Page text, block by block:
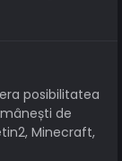
posibilitatea
de
Minecraft,